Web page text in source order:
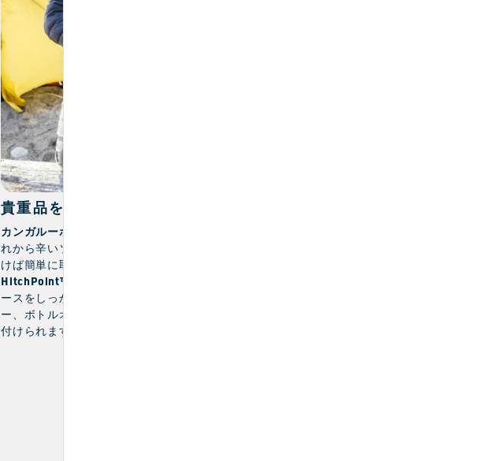
貴重品をいつでも手元に
カンガルーポケット
れから辛いソースも。必要なものを入れてお
けば簡単に取り出せます。
HitchPoint™グリッド
ースをしっかりと固定し、ジンガー、ニッパ
ー、ボトルオープナー、マルチツールを取り
付けられます。